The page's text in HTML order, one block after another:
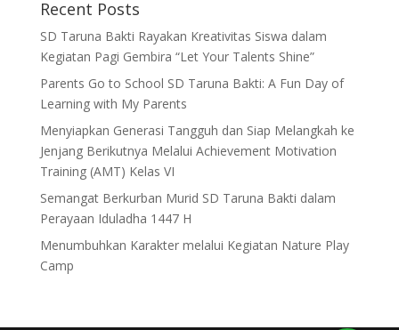
Recent Posts
SD Taruna Bakti Rayakan Kreativitas Siswa dalam
Kegiatan Pagi Gembira “Let Your Talents Shine”
Parents Go to School SD Taruna Bakti: A Fun Day of
Learning with My Parents
Menyiapkan Generasi Tangguh dan Siap Melangkah ke
Jenjang Berikutnya Melalui Achievement Motivation
Training (AMT) Kelas VI
Semangat Berkurban Murid SD Taruna Bakti dalam
Perayaan Iduladha 1447 H
Menumbuhkan Karakter melalui Kegiatan Nature Play
Camp